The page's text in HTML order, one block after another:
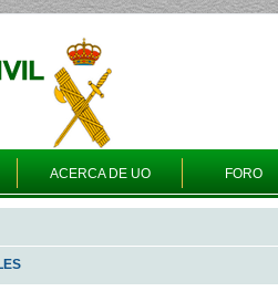
ACERCA DE UO FORO